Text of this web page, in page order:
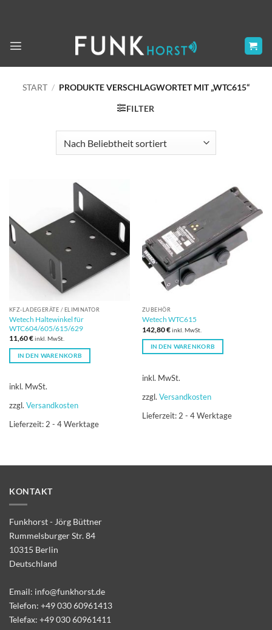
START / PRODUKTE VERSCHLAGWORTET MIT „WTC615“
FILTER
KFZ-LADEGERÄT​​E / ELIMINATOR
Wetech Haltewinkel für
WTC604/605/615/629
11,60€inkl. MwSt.
IN DEN WARENKORB
inkl. MwSt.
zzgl. Versandkosten
Lieferzeit:2 - 4 Werktage
ZUBEHÖR
Wetech WTC615
142,80€inkl. MwSt.
IN DEN WARENKORB
inkl. MwSt.
zzgl. Versandkosten
Lieferzeit: 2 - 4 Werktage
KONTAKT
Funkhorst - Jörg Büttner
Rummelsburger Str. 84
10315 Berlin
Deutschland
Email: info@funkhorst.de
Telefon: +49 030 60961413
Telefax: +49 030 60961411